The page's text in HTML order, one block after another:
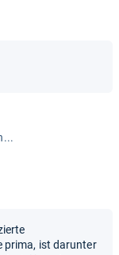
prima, ist darunter